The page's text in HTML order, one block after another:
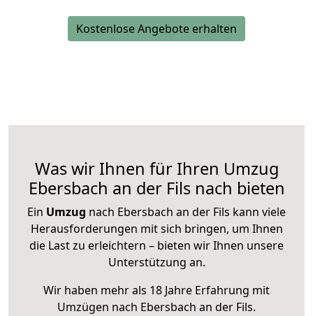
Kostenlose Angebote erhalten
Was wir Ihnen für Ihren Umzug
Ebersbach an der Fils nach bieten
Ein Umzug nach Ebersbach an der Fils kann viele
Herausforderungen mit sich bringen, um Ihnen
die Last zu erleichtern – bieten wir Ihnen unsere
Unterstützung an.
Wir haben mehr als 18 Jahre Erfahrung mit
Umzügen nach Ebersbach an der Fils.